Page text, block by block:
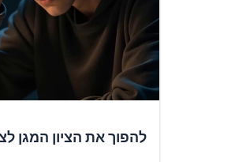
להפוך את הציון המגן